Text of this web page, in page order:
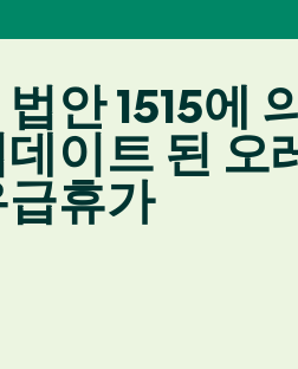
안 1515에
이트 된 오
급휴가